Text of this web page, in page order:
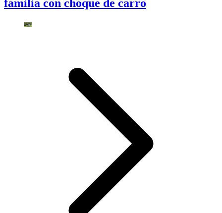
familia con choque de carro